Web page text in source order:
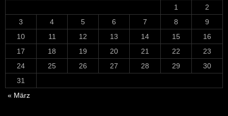
1
2
3
4 5 6 7 8
9
10
11 12 13 14 15
16
17
18 19 20 21 22
23
24
25 26 27 28 29
30
31
« März